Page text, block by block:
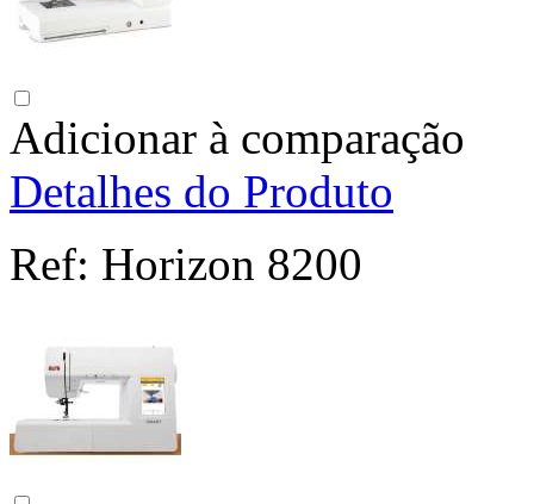
Adicionar à comparação
Detalhes do Produto
Ref: Horizon 8200